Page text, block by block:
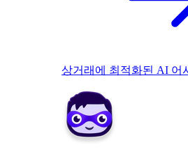
상거래에 최적화된 AI 어